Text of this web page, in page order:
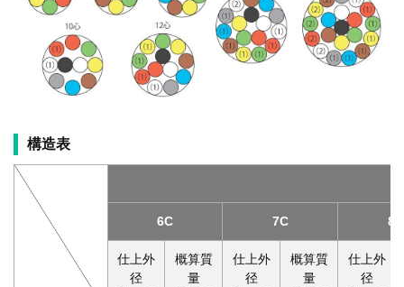
構造表
6C 7C 8C
仕上外
径
概算質
量
仕上外
径
概算質
量
仕上外
径